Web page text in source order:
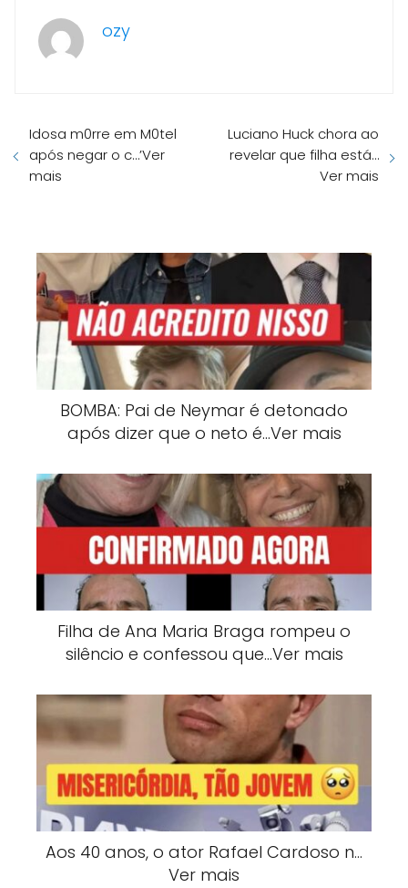
ozy
Idosa m0rre em M0tel
após negar o c…’Ver
mais
Luciano Huck chora ao
revelar que filha está…
Ver mais
BOMBA: Pai de Neymar é detonado
após dizer que o neto é…Ver mais
Filha de Ana Maria Braga rompeu o
silêncio e confessou que…Ver mais
Aos 40 anos, o ator Rafael Cardoso n…
Ver mais